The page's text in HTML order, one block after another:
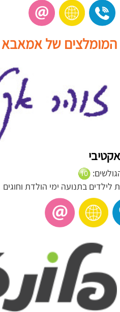
המומלצים של אמאבא
לילדים בתנועה ימי הולדת וחוגים